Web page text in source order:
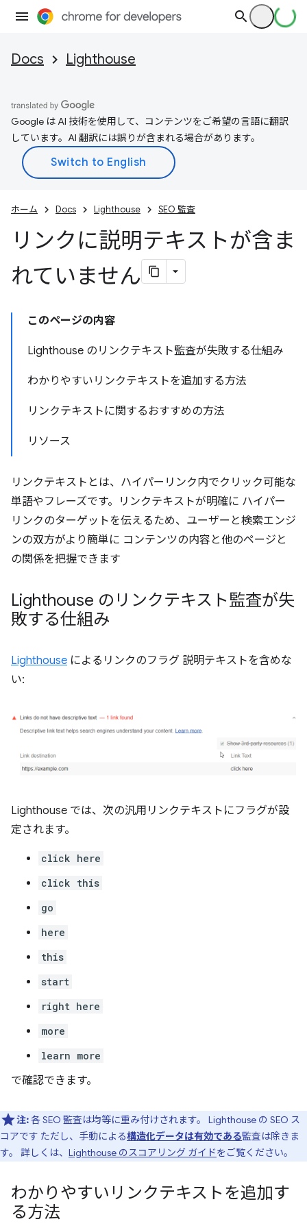
Docs Lighthouse
Google は AI 技術を使用して、コンテンツをご希望の言語に翻訳
しています。AI 翻訳には誤りが含まれる場合があります。
ホーム Docs Lighthouse SEO 監査
リンクに説明テキストが含ま
れていません
このページの内容
Lighthouse のリンクテキスト監査が失敗する仕組み
わかりやすいリンクテキストを追加する方法
リンクテキストに関するおすすめの方法
リソース
リンクテキストとは、ハイパーリンク内でクリック可能な
単語やフレーズです。リンクテキストが明確に ハイパー
リンクのターゲットを伝えるため、ユーザーと検索エンジ
ンの双方がより簡単に コンテンツの内容と他のページと
の関係を把握できます
Lighthouse のリンクテキスト監査が失
敗する仕組み
Lighthouse によるリンクのフラグ 説明テキストを含めな
い:
Lighthouse では、次の汎用リンクテキストにフラグが設
定されます。
click here
click this
go
here
this
start
right here
more
learn more
で確認できます。
注:各 SEO 監査は均等に重み付けされます。 Lighthouse の SEO ス
コアです ただし、手動による構造化データは有効である監査は除きま
す。 詳しくは、 Lighthouse のスコアリング ガイドをご覧ください。
わかりやすいリンクテキストを追加す
る方法